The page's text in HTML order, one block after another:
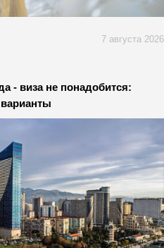
7 августа 2026
- виза не понадобится: